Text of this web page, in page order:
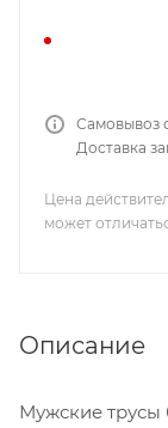
Самовывоз
Доставка
Цена
может
Описание
Мужские трусы